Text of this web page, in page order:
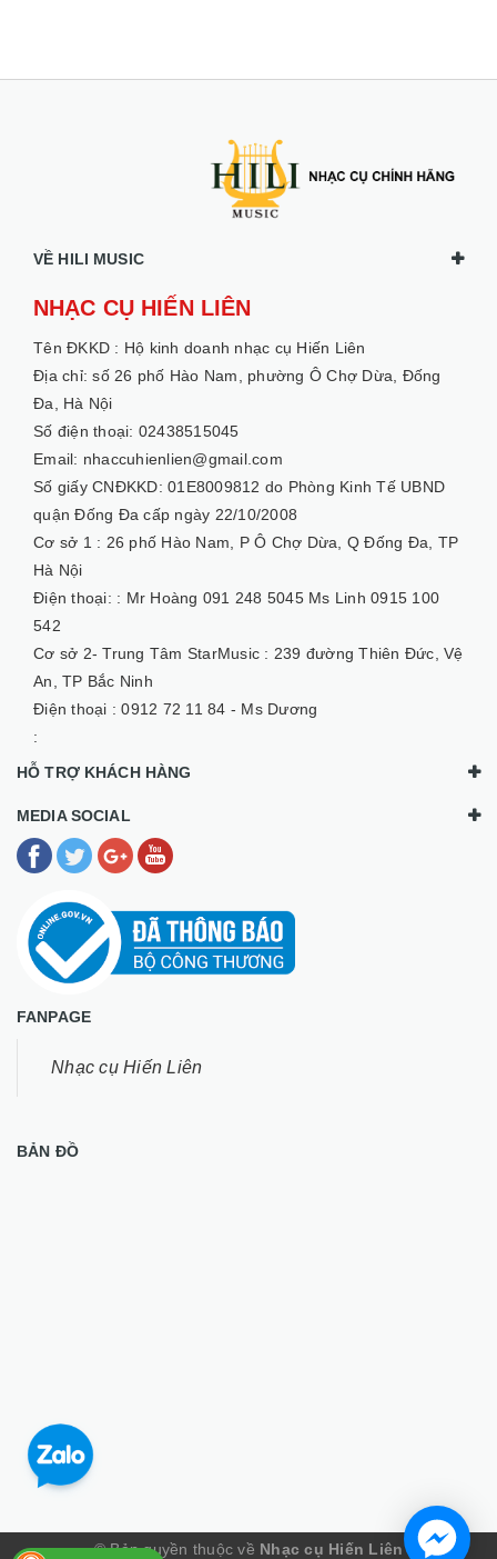
VỀ HILI MUSIC
NHẠC CỤ HIẾN LIÊN
Tên ĐKKD : Hộ kinh doanh nhạc cụ Hiến Liên
Địa chỉ: số 26 phố Hào Nam, phường Ô Chợ Dừa, Đống
Đa, Hà Nội
Số điện thoại: 02438515045
Email: nhaccuhienlien@gmail.com
Số giấy CNĐKKD: 01E8009812 do Phòng Kinh Tế UBND
quận Đống Đa cấp ngày 22/10/2008
Cơ sở 1 : 26 phố Hào Nam, P Ô Chợ Dừa, Q Đống Đa, TP
Hà Nội
Điện thoại: : Mr Hoàng 091 248 5045 Ms Linh 0915 100
542
Cơ sở 2- Trung Tâm StarMusic : 239 đường Thiên Đức, Vệ
An, TP Bắc Ninh
Điện thoại :0912 72 11 84 - Ms Dương
:
HỖ TRỢ KHÁCH HÀNG
MEDIA SOCIAL
FANPAGE
Nhạc cụ Hiến Liên
BẢN ĐỒ
© Bản quyền thuộc về Nhạc cụ Hiến Liên